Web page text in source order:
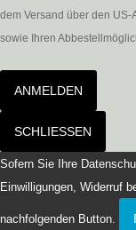
dem Versand über den
sowie Ihren
ANMELDEN
SCHLIESSEN
Sofern Sie Ihre
Einwilligungen, Widerruf
nachfolgenden Button.